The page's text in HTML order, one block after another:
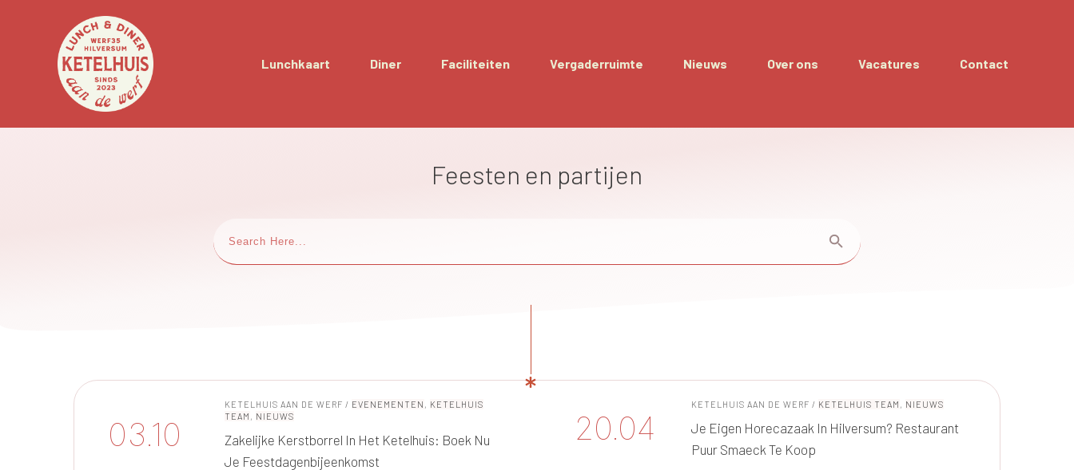
Lunchkaart Diner Faciliteiten Vergaderruimte Nieuws Over ons Vacatures Contact
Feesten en partijen
03.10
KETELHUIS AAN DE WERF / EVENEMENTEN , KETELHUIS
TEAM , NIEUWS
Zakelijke Kerstborrel In Het Ketelhuis: Boek Nu
Je Feestdagenbijeenkomst
20.04
KETELHUIS AAN DE WERF / KETELHUIS TEAM , NIEUWS
Je Eigen Horecazaak In Hilversum? Restaurant
Puur Smaeck Te Koop